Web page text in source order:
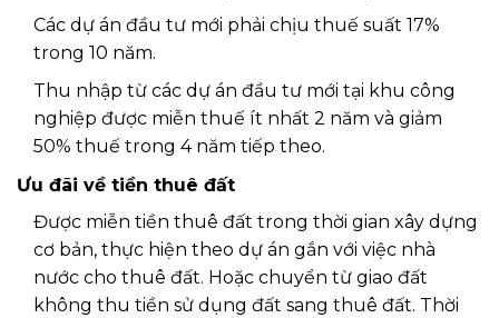
Các dự án đầu tư mới phải chịu thuế suất 17%
trong 10 năm.
Thu nhập từ các dự án đầu tư mới tại khu công
nghiệp được miễn thuế ít nhất 2 năm và giảm
50% thuế trong 4 năm tiếp theo.
Ưu đãi về tiền thuê đất
Được miễn tiền thuê đất trong thời gian xây dựng
cơ bản, thực hiện theo dự án gắn với việc nhà
nước cho thuê đất. Hoặc chuyển từ giao đất
không thu tiền sử dụng đất sang thuê đất. Thời